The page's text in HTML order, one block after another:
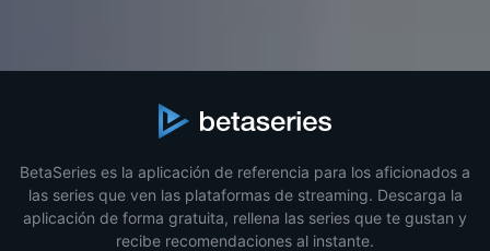
BetaSeries es la aplicación de referencia para los aficionados a
las series que ven las plataformas de streaming. Descarga la
aplicación de forma gratuita, rellena las series que te gustan y
recibe recomendaciones al instante.